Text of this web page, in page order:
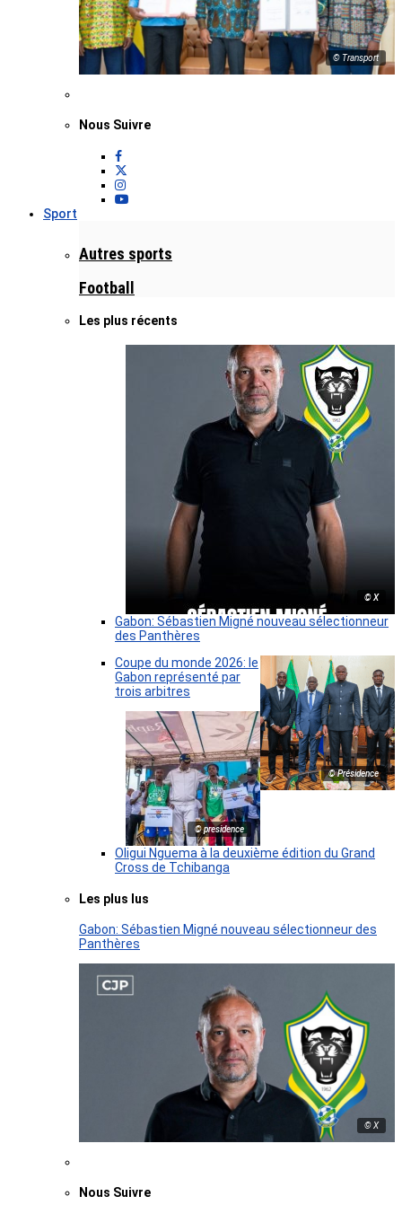
© Transport
Nous Suivre
Sport
Autres sports
Football
Les plus récents
© X
Gabon: Sébastien Migné nouveau sélectionneur
des Panthères
© Présidence
Coupe du monde 2026: le
Gabon représenté par
trois arbitres
© presidence
Oligui Nguema à la deuxième édition du Grand
Cross de Tchibanga
Les plus lus
Gabon: Sébastien Migné nouveau sélectionneur des
Panthères
© X
Nous Suivre